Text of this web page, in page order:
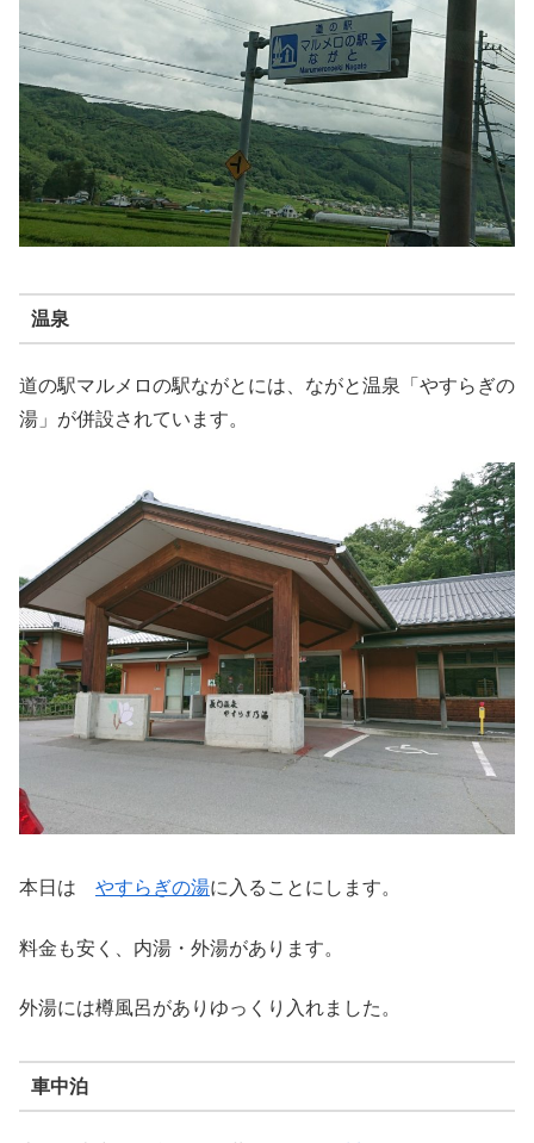
温泉
道の駅マルメロの駅ながとには、ながと温泉「やすらぎの
湯」が併設されています。
本日は やすらぎの湯に入ることにします。
料金も安く、内湯・外湯があります。
外湯には樽風呂がありゆっくり入れました。
車中泊